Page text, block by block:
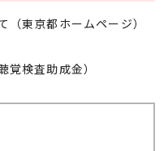
東京都ホームページ）
検査助成金）